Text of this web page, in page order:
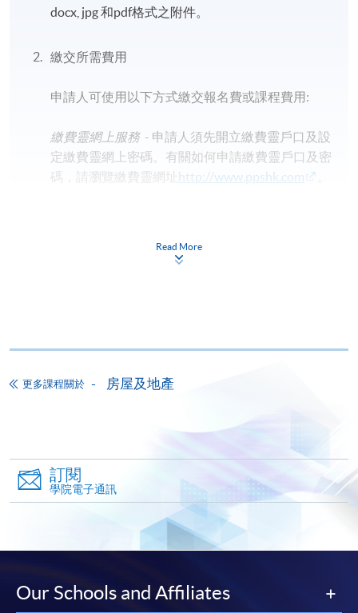
docx, jpg 和pdf格式之附件。
繳交所需費用
申請人可使用以下方式繳交報名費或課程費用:
繳費靈網上服務- 申請人須先開立繳費靈戶口及設
定繳費靈網上密碼。有關如何申請繳費靈戶口及密
碼，請瀏覽繳費靈網址 http://www.ppshk.com
Mastercard卡」）繳付學費。
如欲了解如何於網上報讀新課程及繳費，請瀏覽網上
-個別學歷頒授課程
報讀同一學歷頒授課程內其他單元
交下期學費的學員，提供網上服務，如學員就讀的課
程設有此服務，課程負責人會通知學員有關程序。
Read More
更多課程關於 房屋及地產
訂閱
學院電子通訊
Our Schools and Affiliates